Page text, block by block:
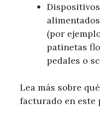
(por
patinetas
pedales o
Lea más sobre
facturado en este